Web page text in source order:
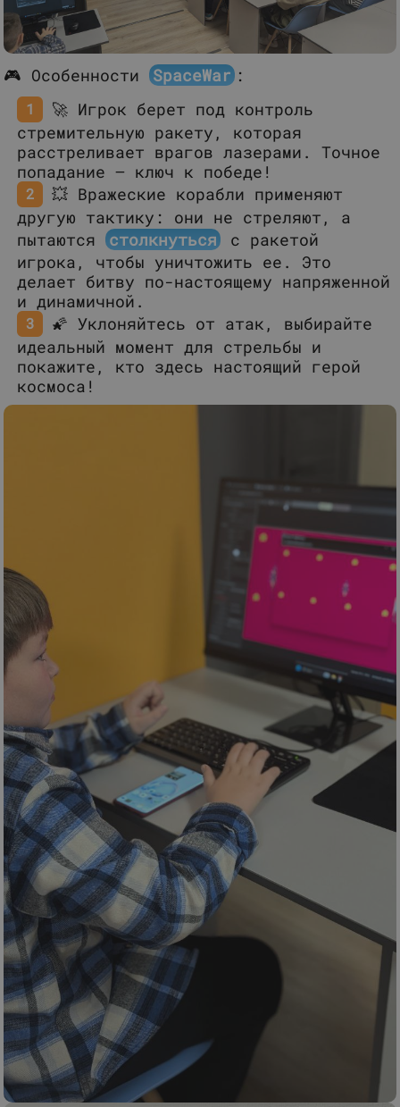
🎮 ОсобенностиSpaceWar :
🚀 Игрок берет под контроль
стремительную ракету, которая
расстреливает врагов лазерами. Точное
попадание — ключ к победе!
💥 Вражеские корабли применяют
другую тактику: они не стреляют, а
пытаютсястолкнуться
с ракетой
игрока, чтобы уничтожить ее. Это
делает битву по-настоящему напряженной
и динамичной.
🌠 Уклоняйтесь от атак, выбирайте
идеальный момент для стрельбы и
покажите, кто здесь настоящий герой
космоса!